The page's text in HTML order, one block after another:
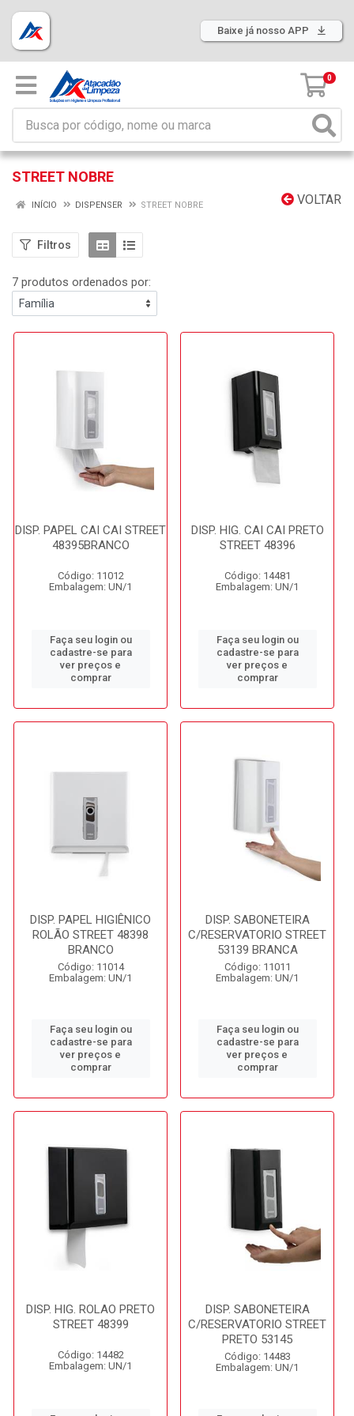
Baixe já nosso APP
0
STREET NOBRE
VOLTAR
INÍCIO DISPENSER STREET NOBRE
Filtros
7 produtos ordenados por:
DISP. PAPEL CAI CAI STREET
48395BRANCO
Código: 11012
Embalagem: UN/1
Faça seu login ou
cadastre-se para
ver preços e
comprar
DISP. HIG. CAI CAI PRETO
STREET 48396
Código: 14481
Embalagem: UN/1
Faça seu login ou
cadastre-se para
ver preços e
comprar
DISP. PAPEL HIGIÊNICO
ROLÃO STREET 48398
BRANCO
Código: 11014
Embalagem: UN/1
Faça seu login ou
cadastre-se para
ver preços e
comprar
DISP. SABONETEIRA
C/RESERVATORIO STREET
53139 BRANCA
Código: 11011
Embalagem: UN/1
Faça seu login ou
cadastre-se para
ver preços e
comprar
DISP. HIG. ROLAO PRETO
STREET 48399
Código: 14482
Embalagem: UN/1
DISP. SABONETEIRA
C/RESERVATORIO STREET
PRETO 53145
Código: 14483
Embalagem: UN/1